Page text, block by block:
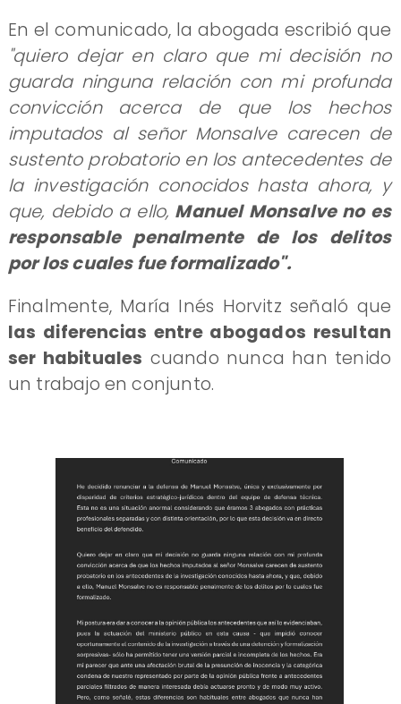
En el comunicado, la abogada escribió que
"quiero dejar en claro que mi decisión no
guarda ninguna relación con mi profunda
convicción acerca de que los hechos
imputados al señor Monsalve carecen de
sustento probatorio en los antecedentes de
la investigación conocidos hasta ahora, y
que, debido a ello, Manuel Monsalve no es
responsable penalmente de los delitos
por los cuales fue formalizado".
Finalmente, María Inés Horvitz señaló que
las diferencias entre abogados resultan
ser habituales cuando nunca han tenido
un trabajo en conjunto.